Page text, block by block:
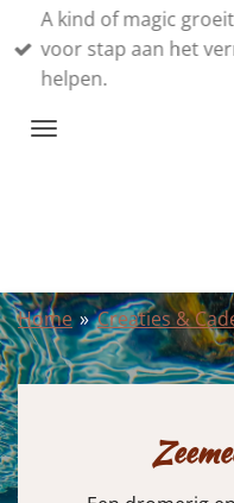
direct
naar
A kind of magic
voor stap aan het
helpen.
Home » Creaties &